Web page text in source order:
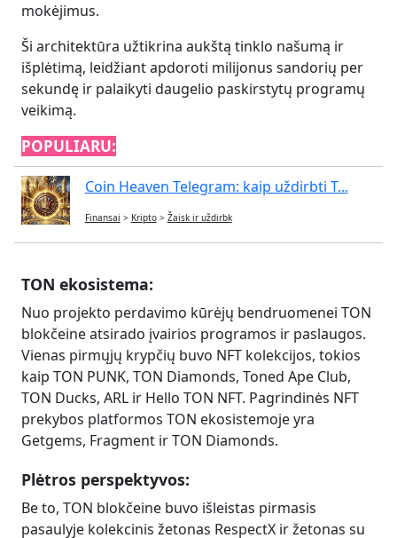
mokėjimus.
Ši architektūra užtikrina aukštą tinklo našumą ir
išplėtimą, leidžiant apdoroti milijonus sandorių per
sekundę ir palaikyti daugelio paskirstytų programų
veikimą.
POPULIARU:
Coin Heaven Telegram: kaip uždirbti T...
Finansai > Kripto > Žaisk ir uždirbk
TON ekosistema:
Nuo projekto perdavimo kūrėjų bendruomenei TON
blokčeine atsirado įvairios programos ir paslaugos.
Vienas pirmųjų krypčių buvo NFT kolekcijos, tokios
kaip TON PUNK, TON Diamonds, Toned Ape Club,
TON Ducks, ARL ir Hello TON NFT. Pagrindinės NFT
prekybos platformos TON ekosistemoje yra
Getgems, Fragment ir TON Diamonds.
Plėtros perspektyvos:
Be to, TON blokčeine buvo išleistas pirmasis
pasaulyje kolekcinis žetonas RespectX ir žetonas su